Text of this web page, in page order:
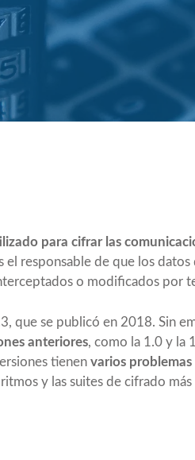
para cifrar las
el responsable de que los datos
o modificados por
que se publicó en 2018. Sin
anteriores, como la 1.0 y la
tienen varios problemas
y las suites de cifrado más